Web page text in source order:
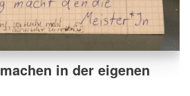
in der eigenen